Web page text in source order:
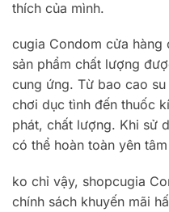
thích của mình.
cugia Condom cửa hàng
sản phẩm chất lượng
cung ứng. Từ bao cao
chơi dục tình đến thuốc
phát, chất lượng. Khi sử
có thể hoàn toàn yên
ko chỉ vậy, shopcugia
chính sách khuyến mãi